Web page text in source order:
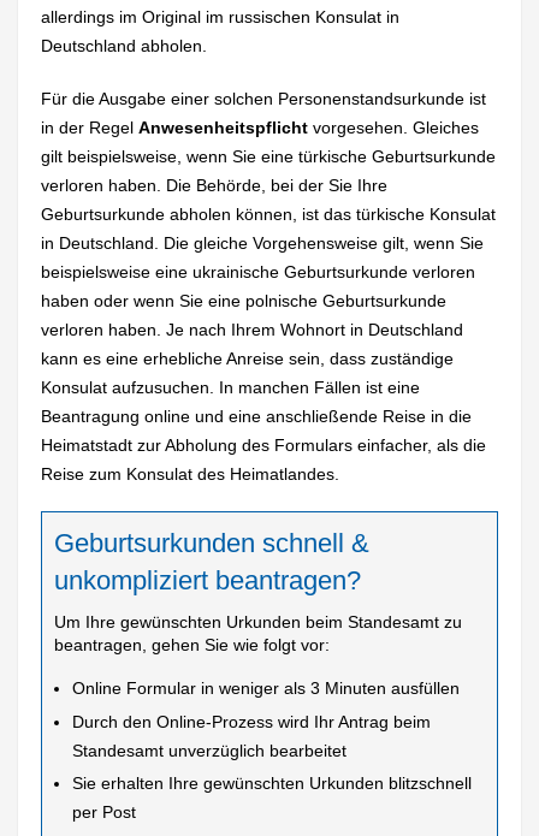
allerdings im Original im russischen Konsulat in
Deutschland abholen.
Für die Ausgabe einer solchen Personenstandsurkunde ist
in der RegelAnwesenheitspflicht vorgesehen. Gleiches
gilt beispielsweise, wenn Sie eine türkische Geburtsurkunde
verloren haben. Die Behörde, bei der Sie Ihre
Geburtsurkunde abholen können, ist das türkische Konsulat
in Deutschland. Die gleiche Vorgehensweise gilt, wenn Sie
beispielsweise eine ukrainische Geburtsurkunde verloren
haben oder wenn Sie eine polnische Geburtsurkunde
verloren haben. Je nach Ihrem Wohnort in Deutschland
kann es eine erhebliche Anreise sein, dass zuständige
Konsulat aufzusuchen. In manchen Fällen ist eine
Beantragung online und eine anschließende Reise in die
Heimatstadt zur Abholung des Formulars einfacher, als die
Reise zum Konsulat des Heimatlandes.
Geburtsurkunden schnell &
unkompliziert beantragen?
Um Ihre gewünschten Urkunden beim Standesamt zu
beantragen, gehen Sie wie folgt vor:
Online Formular in weniger als 3 Minuten ausfüllen
Durch den Online-Prozess wird Ihr Antrag beim
Standesamt unverzüglich bearbeitet
Sie erhalten Ihre gewünschten Urkunden blitzschnell
per Post